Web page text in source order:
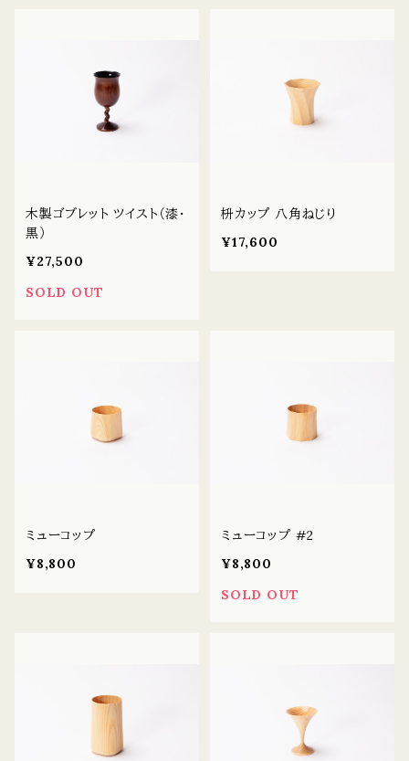
木製ゴブレット ツイスト（漆・
黒）
¥27,500
SOLD OUT
枡カップ 八角ねじり
¥17,600
ミューコップ
¥8,800
ミューコップ #2
¥8,800
SOLD OUT